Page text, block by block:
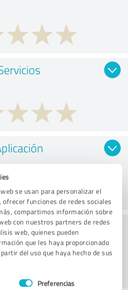
se usan para personalizar el
funciones de redes sociales
compartimos información sobre
con nuestros partners de redes
web, quienes pueden
que les haya proporcionado
del uso que haya hecho de sus
Preferencias